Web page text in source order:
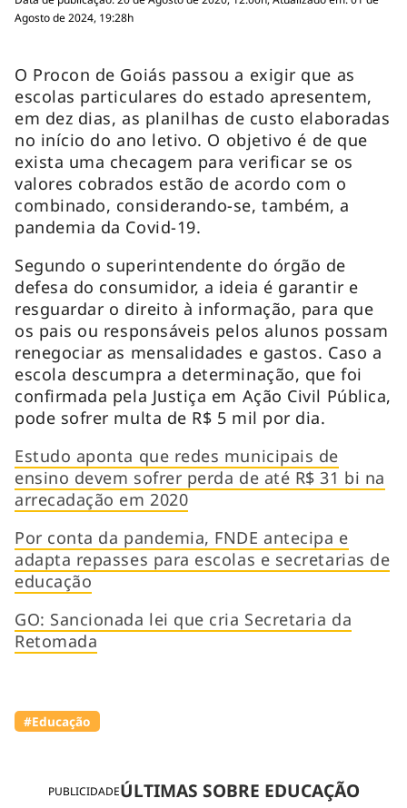
PUBLICIDADEÚLTIMAS SOBRE EDUCAÇÃO
Agosto de 2024, 19:28h
O Procon de Goiás passou a exigir que as
escolas particulares do estado apresentem,
em dez dias, as planilhas de custo elaboradas
no início do ano letivo. O objetivo é de que
exista uma checagem para verificar se os
valores cobrados estão de acordo com o
combinado, considerando-se, também, a
pandemia da Covid-19.
Segundo o superintendente do órgão de
defesa do consumidor, a ideia é garantir e
resguardar o direito à informação, para que
os pais ou responsáveis pelos alunos possam
renegociar as mensalidades e gastos. Caso a
escola descumpra a determinação, que foi
confirmada pela Justiça em Ação Civil Pública,
pode sofrer multa de R$ 5 mil por dia.
Estudo aponta que redes municipais de
ensino devem sofrer perda de até R$ 31 bi na
arrecadação em 2020
Por conta da pandemia, FNDE antecipa e
adapta repasses para escolas e secretarias de
educação
GO: Sancionada lei que cria Secretaria da
Retomada
#Educação